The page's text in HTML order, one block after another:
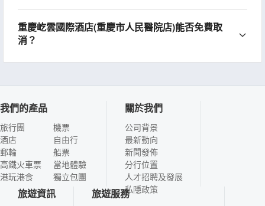
重慶屹雲國際酒店(重慶市人民醫院店)能否免費取
消？
我們的產品
旅行團
酒店
郵輪
高鐵火車票
港玩港食
機票
自由行
船票
當地體驗
獨立包團
關於我們
公司背景
最新動向
新聞發佈
分行位置
人才招聘及發展
私隱政策
旅遊資訊 旅遊服務